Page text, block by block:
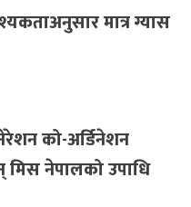
मात्र ग्यास
को-अर्डिनेशन
नेपालको उपाधि